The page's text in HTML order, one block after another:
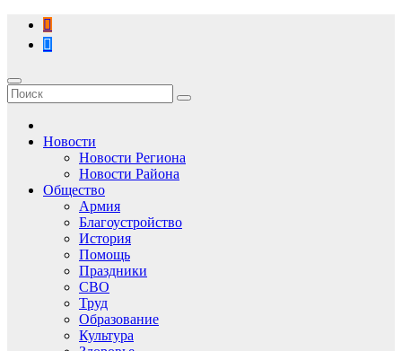
Перейти
содержимому
Новости
Новости Региона
Новости Района
Общество
Армия
Благоустройство
История
Помощь
Праздники
СВО
Труд
Образование
Культура